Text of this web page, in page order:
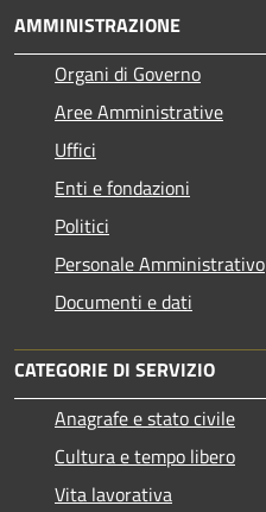
AMMINISTRAZIONE
Organi di Governo
Aree Amministrative
Uffici
Enti e fondazioni
Politici
Personale Amministrativo
Documenti e dati
CATEGORIE DI SERVIZIO
Anagrafe e stato civile
Cultura e tempo libero
Vita lavorativa